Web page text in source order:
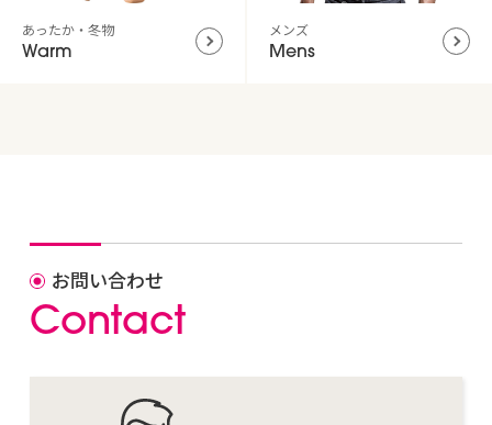
あったか・冬物
Warm
メンズ
Mens
お問い合わせ
Contact